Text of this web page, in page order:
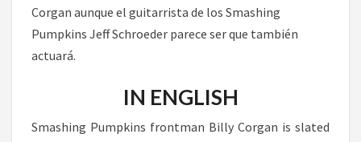
Corgan aunque el guitarrista de los Smashing
Pumpkins Jeff Schroeder parece ser que también
actuará.
IN ENGLISH
Smashing Pumpkins frontman Billy Corgan is slated